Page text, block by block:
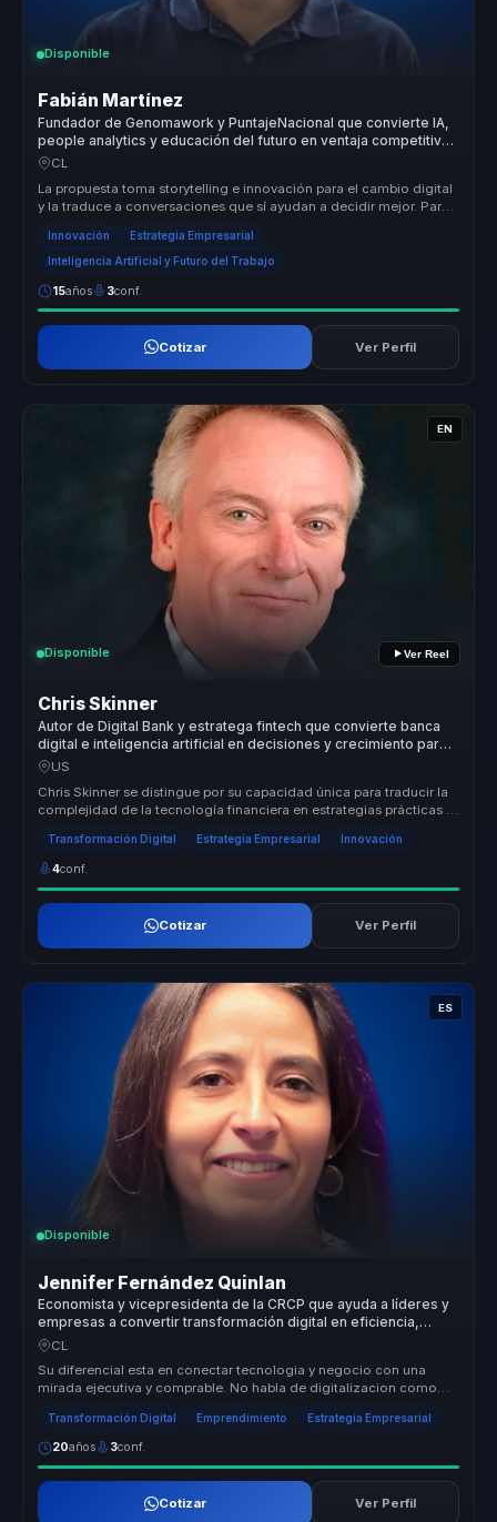
Disponible
Fabián Martínez
Fundador de Genomawork y PuntajeNacional que convierte IA,
people analytics y educación del futuro en ventaja competitiva
para organizaciones.
CL
La propuesta toma storytelling e innovación para el cambio digital
y la traduce a conversaciones que sí ayudan a decidir mejor. Para
lide...
Innovación Estrategia Empresarial
Inteligencia Artificial y Futuro del Trabajo
15años 3conf.
Cotizar Ver Perfil
EN
Disponible Ver Reel
Chris Skinner
Autor de Digital Bank y estratega fintech que convierte banca
digital e inteligencia artificial en decisiones y crecimiento para
empresas.
US
Chris Skinner se distingue por su capacidad única para traducir la
complejidad de la tecnología financiera en estrategias prácticas y
efe...
Transformación Digital Estrategia Empresarial Innovación
4conf.
Cotizar Ver Perfil
ES
Disponible
Jennifer Fernández Quinlan
Economista y vicepresidenta de la CRCP que ayuda a líderes y
empresas a convertir transformación digital en eficiencia,
rentabilidad y cultura de innovación.
CL
Su diferencial esta en conectar tecnologia y negocio con una
mirada ejecutiva y comprable. No habla de digitalizacion como
moda, sino com...
Transformación Digital Emprendimiento Estrategia Empresarial
20años 3conf.
Cotizar Ver Perfil